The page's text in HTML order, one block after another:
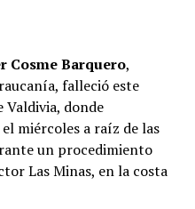
dos pistolas de
comprimido con mira
una vaina percutada
sin percutar marca
como evidencia
Cosme Barquero,
falleció este
Valdivia, donde
miércoles a raíz de las
un procedimiento
Las Minas, en la costa